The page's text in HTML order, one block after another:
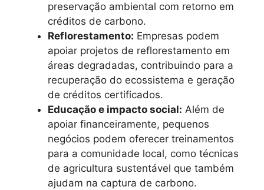
preservação ambiental com retorno em
créditos de carbono.
Reflorestamento: Empresas podem
apoiar projetos de reflorestamento em
áreas degradadas, contribuindo para a
recuperação do ecossistema e geração
de créditos certificados.
Educação e impacto social: Além de
apoiar financeiramente, pequenos
negócios podem oferecer treinamentos
para a comunidade local, como técnicas
de agricultura sustentável que também
ajudam na captura de carbono.